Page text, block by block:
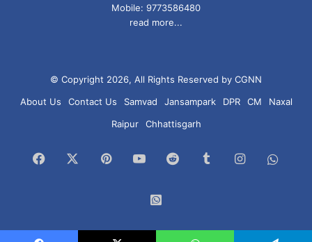
Mobile: 9773586480
read more...
© Copyright 2026, All Rights Reserved by CGNN
About Us
Contact Us Samvad Jansampark DPR CM
Naxal
Raipur
Chhattisgarh
Facebook PinterestYouTubeReddit TumblrInstagram
Group